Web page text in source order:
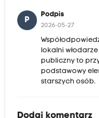
P
Podpis
2026-05-27
lokalni
publiczny to
podstawowy
starszych osób.
Dodaj komentarz